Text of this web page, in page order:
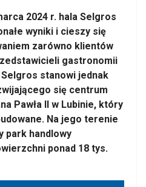
2024 r. hala Selgros
wyniki i cieszy się
zarówno klientów
gastronomii
stanowi jednak
się centrum
Pawła II w Lubinie, który
Na jego terenie
park handlowy
ponad 18 tys.